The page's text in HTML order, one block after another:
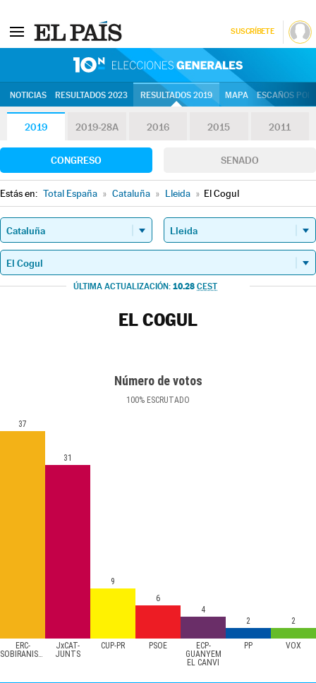
SUSCRÍBETE
NOTICIAS RESULTADOS 2023 RESULTADOS 2019 MAPA ESCAÑOS
2019 2019-28A 2016 2015 2011
CONGRESO SENADO
Estás en: Total España » Cataluña » Lleida » El Cogul
ÚLTIMA ACTUALIZACIÓN: 10.28 CEST
EL COGUL
Número de votos
100% ESCRUTADO
ERC-
SOBIRANISTES
JxCAT-
JUNTS
CUP-PR PSOE
ECP-
GUANYEM
EL CANVI
PP VOX
37
31
9
6
4
2
2